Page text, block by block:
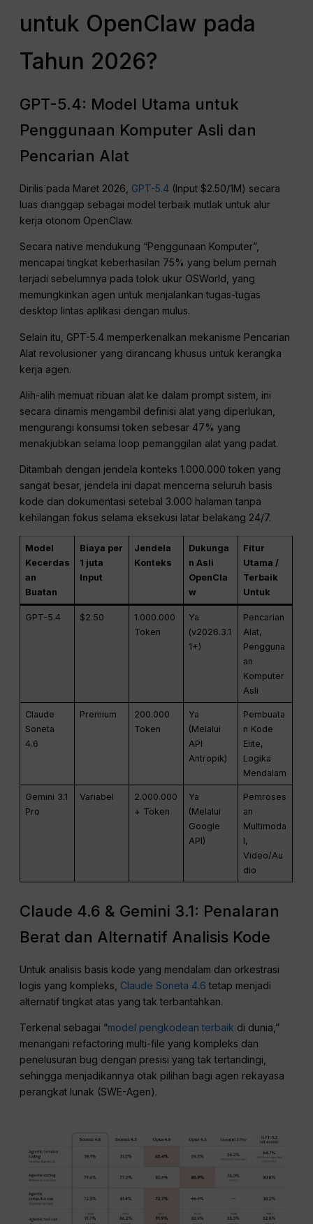
untuk OpenClaw pada
Tahun 2026?
GPT-5.4: Model Utama untuk
Penggunaan Komputer Asli dan
Pencarian Alat
Dirilis pada Maret 2026, GPT-5.4 (Input $2.50/1M) secara
luas dianggap sebagai model terbaik mutlak untuk alur
kerja otonom OpenClaw.
Secara native mendukung “Penggunaan Komputer”,
mencapai tingkat keberhasilan 75% yang belum pernah
terjadi sebelumnya pada tolok ukur OSWorld, yang
memungkinkan agen untuk menjalankan tugas-tugas
desktop lintas aplikasi dengan mulus.
Selain itu, GPT-5.4 memperkenalkan mekanisme Pencarian
Alat revolusioner yang dirancang khusus untuk kerangka
kerja agen.
Alih-alih memuat ribuan alat ke dalam prompt sistem, ini
secara dinamis mengambil definisi alat yang diperlukan,
mengurangi konsumsi token sebesar 47% yang
menakjubkan selama loop pemanggilan alat yang padat.
Ditambah dengan jendela konteks 1.000.000 token yang
sangat besar, jendela ini dapat mencerna seluruh basis
kode dan dokumentasi setebal 3.000 halaman tanpa
kehilangan fokus selama eksekusi latar belakang 24/7.
Model
Kecerdas
an
Buatan
Biaya per
1 juta
Input
Jendela
Konteks
Dukunga
n Asli
OpenCla
w
Fitur
Utama /
Terbaik
Untuk
GPT-5.4 $2.50
1.000.000
Token
Ya
(v2026.3.1
1+)
Pencarian
Alat,
Pengguna
an
Komputer
Asli
Claude
Soneta
4.6
Premium
200.000
Token
Ya
(Melalui
API
Antropik)
Pembuata
n Kode
Elite,
Logika
Mendalam
Gemini 3.1
Pro
Variabel
2.000.000
+ Token
Ya
(Melalui
Google
API)
Pemroses
an
Multimoda
l,
Video/Au
dio
Claude 4.6 & Gemini 3.1: Penalaran
Berat dan Alternatif Analisis Kode
Untuk analisis basis kode yang mendalam dan orkestrasi
logis yang kompleks, Claude Soneta 4.6 tetap menjadi
alternatif tingkat atas yang tak terbantahkan.
Terkenal sebagai “model pengkodean terbaik di dunia,”
menangani refactoring multi-file yang kompleks dan
penelusuran bug dengan presisi yang tak tertandingi,
sehingga menjadikannya otak pilihan bagi agen rekayasa
perangkat lunak (SWE-Agen).